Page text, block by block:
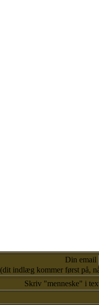
Din email
(dit indlæg kommer først på,
Skriv "menneske" i